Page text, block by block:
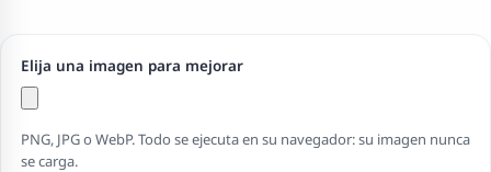
Elija una imagen para mejorar
PNG, JPG o WebP. Todo se ejecuta en su navegador: su imagen nunca
se carga.